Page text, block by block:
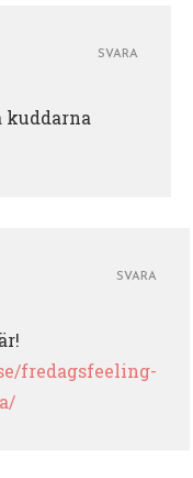
kuddarna
SVARA
fredagsfeeling-
SVARA